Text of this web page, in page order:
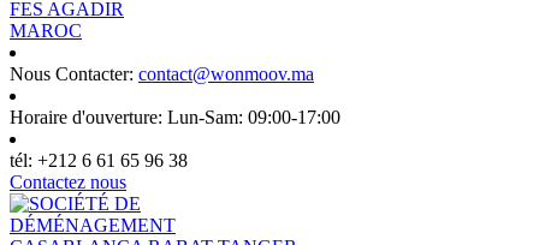
Nous Contacter: contact@wonmoov.ma
Horaire d'ouverture: Lun-Sam: 09:00-17:00
tél: +212 6 61 65 96 38
Contactez nous